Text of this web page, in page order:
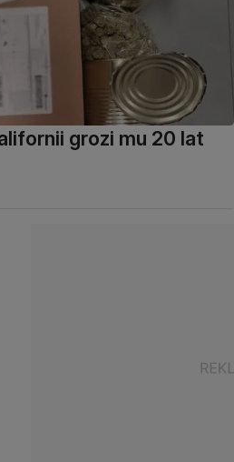
grozi mu 20 lat